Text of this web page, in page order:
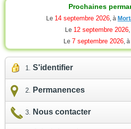
Prochaines
Le 14 septembre 2026, à
Le 12 septembre 2026
Le 7 septembre 2026, à
S'identifier
Permanences
Nous contacter